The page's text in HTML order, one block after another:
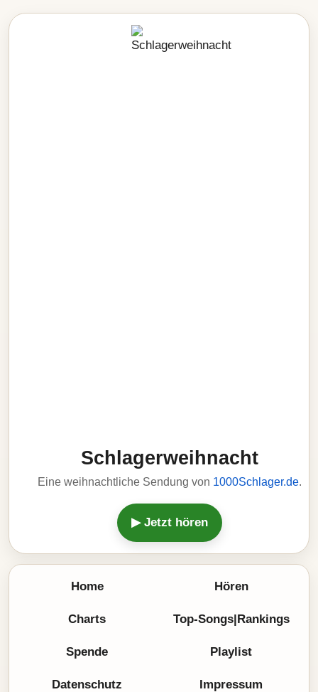
Schlagerweihnacht
Eine weihnachtliche Sendung von 1000Schlager.de.
▶ Jetzt hören
Home Hören
Charts Top-Songs|Rankings
Spende Playlist
Datenschutz Impressum